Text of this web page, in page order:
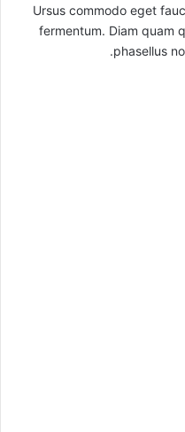
Ursus commodo eget
fermentum. Diam quam
phasellus